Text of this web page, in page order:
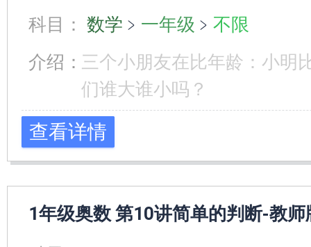
科目： 数学 ﹥ 一年级 ﹥ 不限
介绍：三个小朋友在比年龄：小明
们谁大谁小吗？
查看详情
1年级奥数 第10讲简单的判断-教